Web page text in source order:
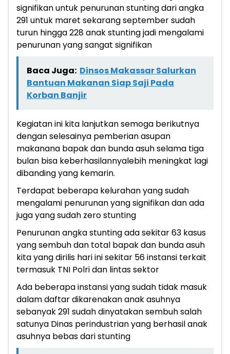
signifikan untuk penurunan stunting dari angka
291 untuk maret sekarang september sudah
turun hingga 228 anak stunting jadi mengalami
penurunan yang sangat signifikan
Baca Juga: Dinsos Makassar Salurkan
Bantuan Makanan Siap Saji Pada
Korban Banjir
Kegiatan ini kita lanjutkan semoga berikutnya
dengan selesainya pemberian asupan
makanana bapak dan bunda asuh selama tiga
bulan bisa keberhasilannyalebih meningkat lagi
dibanding yang kemarin.
Terdapat beberapa kelurahan yang sudah
mengalami penurunan yang signifikan dan ada
juga yang sudah zero stunting
Penurunan angka stunting ada sekitar 63 kasus
yang sembuh dan total bapak dan bunda asuh
kita yang dirilis hari ini sekitar 56 instansi terkait
termasuk TNI Polri dan lintas sektor
Ada beberapa instansi yang sudah tidak masuk
dalam daftar dikarenakan anak asuhnya
sebanyak 291 sudah dinyatakan sembuh salah
satunya Dinas perindustrian yang berhasil anak
asuhnya bebas dari stunting